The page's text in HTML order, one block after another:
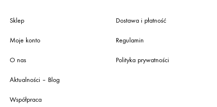
Sklep
Moje konto
O nas
Aktualności – Blog
Współpraca
Dostawa i płatność
Regulamin
Polityka prywatności